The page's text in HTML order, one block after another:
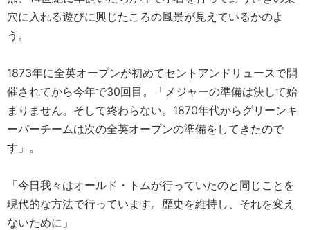
穴に入れる遊びに興じたころの風景が見えているかのよ
う。
1873年に全英オープンが初めてセントアンドリュースで開
催されてから今年で30回目。「メジャーの準備は決して始
まりません。そして終わらない。1870年代からグリーンキ
ーパーチームは次の全英オープンの準備をしてきたので
す」。
「今日我々はオールド・トムが行っていたのと同じことを
現代的な方法で行っています。歴史を維持し、それを変え
ないために」